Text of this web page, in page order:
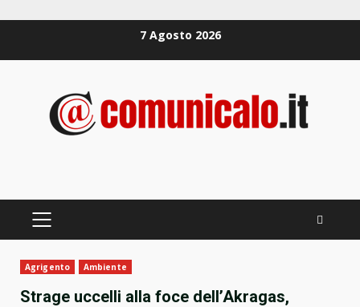
7 Agosto 2026
PRIMÄRES
Agrigento Ambiente
Strage uccelli alla foce dell’Akragas,